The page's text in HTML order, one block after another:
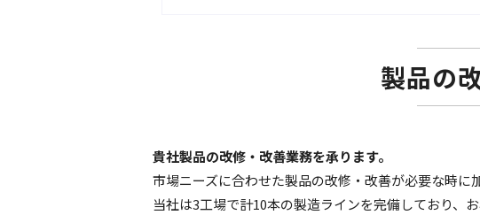
製品の
貴社製品の改修・改善業務を承ります。
市場ニーズに合わせた製品の改修・改善が必要な時に
当社は3工場で計10本の製造ラインを完備しており、